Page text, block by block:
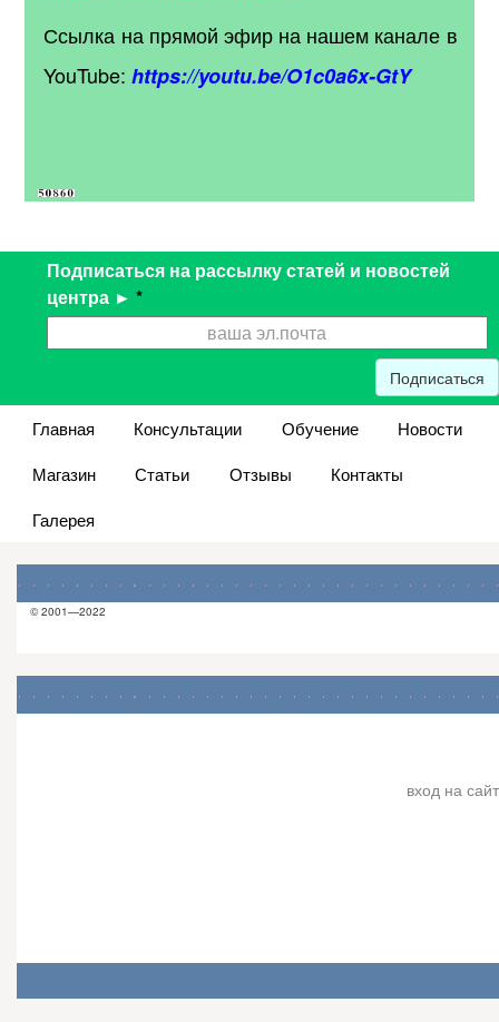
Ссылка на прямой эфир на нашем канале в
YouTube:https://youtu.be/O1c0a6x-GtY
Подписаться на рассылку статей и новостей
центра ► *
Подписаться
Главная Консультации Обучение
Новости
Магазин
Статьи Отзывы
Контакты
Галерея
© 2001—2022
вход на сайт